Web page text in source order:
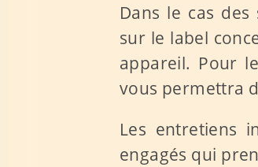
Dans le cas des
sur le label
appareil. Pour
vous permettra
Les entretiens
engagés qui